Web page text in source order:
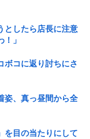
としたら店長に注意
」
ボコに返り討ちにさ
姿、真っ昼間から全
を目の当たりにして